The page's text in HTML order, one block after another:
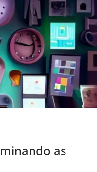
as